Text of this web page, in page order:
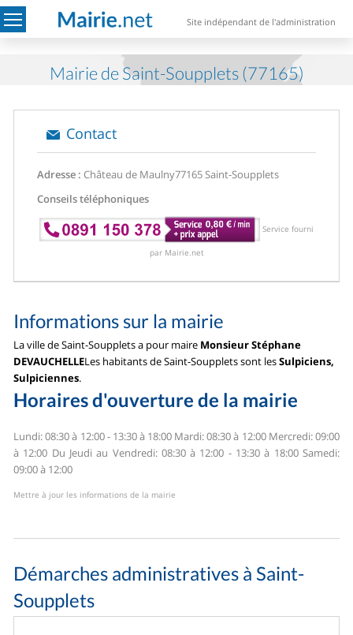
Site indépendant de l'administration
Mairie de Saint-Soupplets (77165)
Contact
Adresse : Château de Maulny77165 Saint-Soupplets
Conseils téléphoniques
Service fourni
par Mairie.net
Informations sur la mairie
La ville de Saint-Soupplets a pour maire Monsieur Stéphane
DEVAUCHELLELes habitants de Saint-Soupplets sont lesSulpiciens,
Sulpiciennes.
Horaires d'ouverture de la mairie
Lundi: 08:30 à 12:00 - 13:30 à 18:00 Mardi: 08:30 à 12:00Mercredi: 09:00
à 12:00 Du Jeudi au Vendredi: 08:30 à 12:00 - 13:30 à 18:00Samedi:
09:00 à 12:00
Mettre à jour les informations de la mairie
Démarches administratives à Saint-
Soupplets